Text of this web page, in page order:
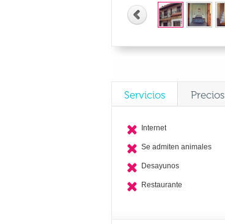
Servicios Precios
Internet
Se admiten animales
Desayunos
Restaurante